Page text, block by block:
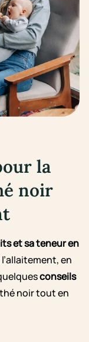
la
noir
et sa teneur en
en
conseils
noir tout en